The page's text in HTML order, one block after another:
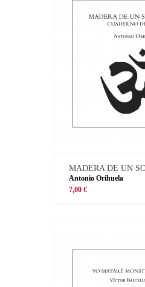
MADERA DE UN
Antonio Orihuela
7,00 €